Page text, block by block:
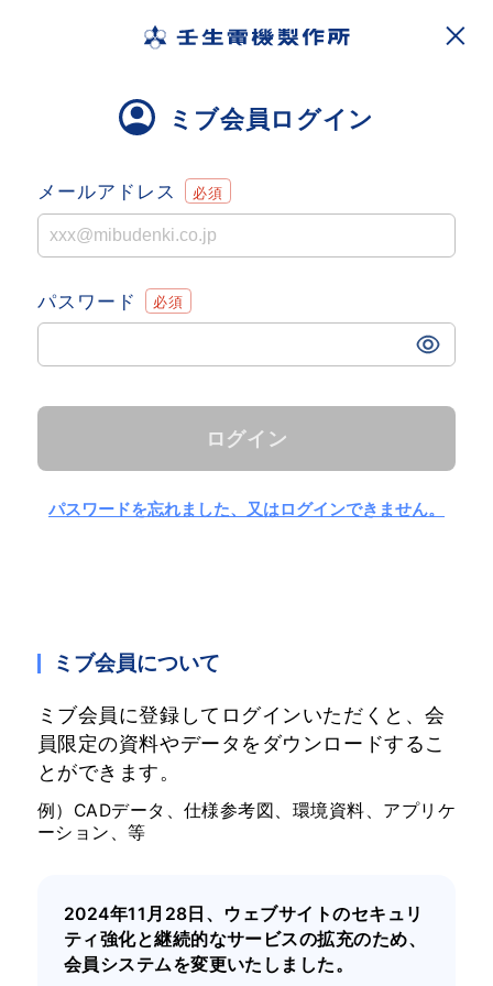
ミブ会員ログイン
メールアドレス
パスワード
ログイン
パスワードを忘れました、又はログインできません。
ミブ会員について
ミブ会員に登録してログインいただくと、会
員限定の資料やデータをダウンロードするこ
とができます。
例）CADデータ、仕様参考図、環境資料、アプリケ
ーション、等
2024年11月28日、ウェブサイトのセキュリ
ティ強化と継続的なサービスの拡充のため、
会員システムを変更いたしました。